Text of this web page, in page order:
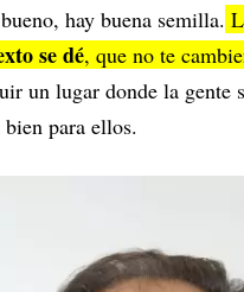
hay buena semilla.
se dé, que no te
un lugar donde la gente
para ellos.